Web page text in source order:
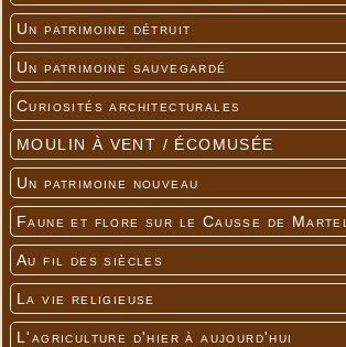
Un patrimoine détruit
Un patrimoine sauvegardé
Curiosités architecturales
MOULIN À VENT / ÉCOMUSÉE
Un patrimoine nouveau
Faune et flore sur le Causse de Martel
Au fil des siècles
La vie religieuse
L'agriculture d'hier à aujourd'hui